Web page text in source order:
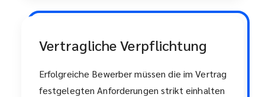
Vertragliche Verpflichtung
Erfolgreiche Bewerber müssen die im Vertrag
festgelegten Anforderungen strikt einhalten